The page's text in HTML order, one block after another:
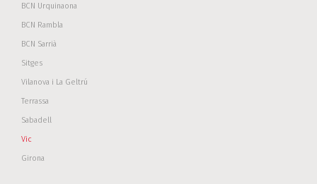
BCN Urquinaona
BCN Rambla
BCN Sarrià
Sitges
Vilanova i La Geltrú
Terrassa
Sabadell
Vic
Girona